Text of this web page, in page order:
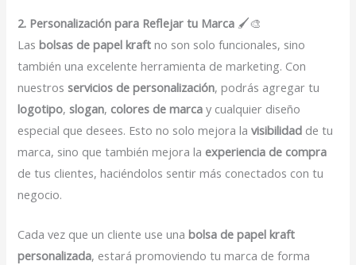
2. Personalización para Reflejar tu Marca 🖌️🎨
Lasbolsas de papel kraft no son solo funcionales, sino
también una excelente herramienta de marketing. Con
nuestrosservicios de personalización, podrás agregar tu
logotipo,slogan, colores de marca y cualquier diseño
especial que desees. Esto no solo mejora lavisibilidad de tu
marca, sino que también mejora la experiencia de compra
de tus clientes, haciéndolos sentir más conectados con tu
negocio.
Cada vez que un cliente use unabolsa de papel kraft
personalizada, estará promoviendo tu marca de forma